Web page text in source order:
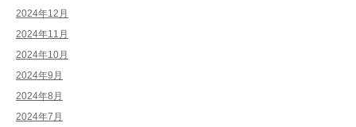
2024年12月
2024年11月
2024年10月
2024年9月
2024年8月
2024年7月